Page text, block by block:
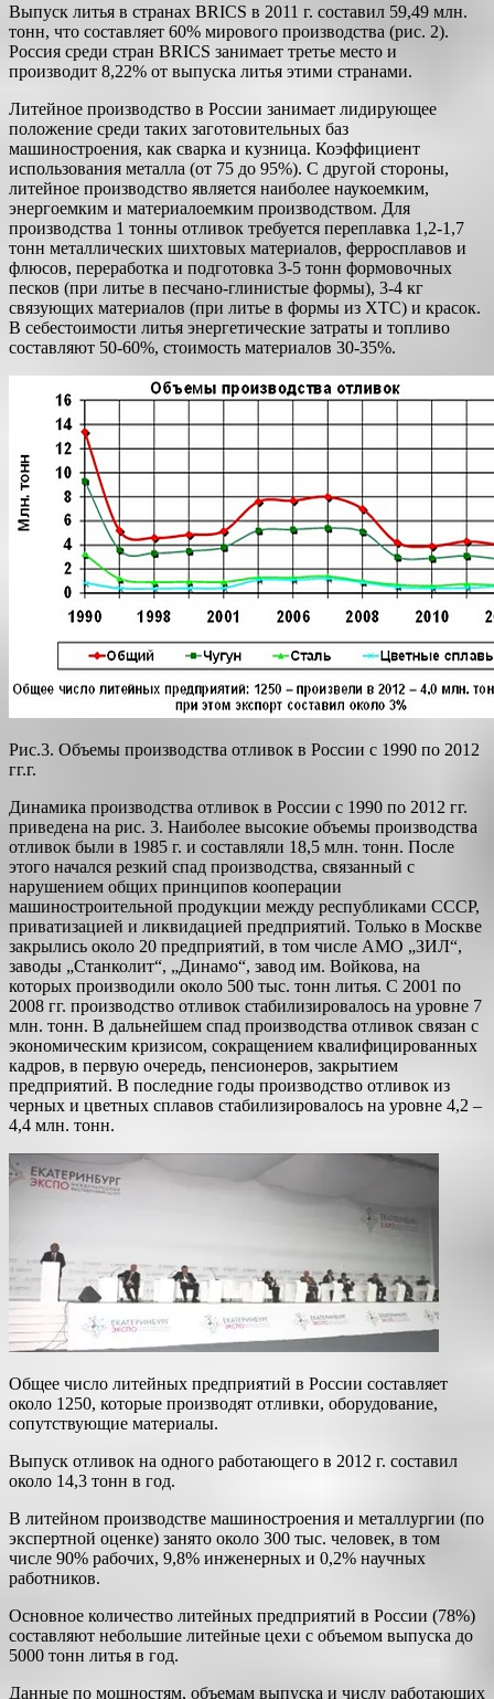
Выпуск литья в странах BRICS в 2011 г. составил 59,49 млн.
тонн, что составляет 60% мирового производства (рис. 2).
Россия среди стран BRICS занимает третье место и
производит 8,22% от выпуска литья этими странами.
Литейное производство в России занимает лидирующее
положение среди таких заготовительных баз
машиностроения, как сварка и кузница. Коэффициент
использования металла (от 75 до 95%). С другой стороны,
литейное производство является наиболее наукоемким,
энергоемким и материалоемким производством. Для
производства 1 тонны отливок требуется переплавка 1,2-1,7
тонн металлических шихтовых материалов, ферросплавов и
флюсов, переработка и подготовка 3-5 тонн формовочных
песков (при литье в песчано-глинистые формы), 3-4 кг
связующих материалов (при литье в формы из ХТС) и красок.
В себестоимости литья энергетические затраты и топливо
составляют 50-60%, стоимость материалов 30-35%.
Рис.3. Объемы производства отливок в России с 1990 по 2012
гг.г.
Динамика производства отливок в России с 1990 по 2012 гг.
приведена на рис. 3. Наиболее высокие объемы производства
отливок были в 1985 г. и составляли 18,5 млн. тонн. После
этого начался резкий спад производства, связанный с
нарушением общих принципов кооперации
машиностроительной продукции между республиками СССР,
приватизацией и ликвидацией предприятий. Только в Москве
закрылись около 20 предприятий, в том числе АМО „ЗИЛ“,
заводы „Станколит“, „Динамо“, завод им. Войкова, на
которых производили около 500 тыс. тонн литья. С 2001 по
2008 гг. производство отливок стабилизировалось на уровне 7
млн. тонн. В дальнейшем спад производства отливок связан с
экономическим кризисом, сокращением квалифицированных
кадров, в первую очередь, пенсионеров, закрытием
предприятий. В последние годы производство отливок из
черных и цветных сплавов стабилизировалось на уровне 4,2 –
4,4 млн. тонн.
Общее число литейных предприятий в России составляет
около 1250, которые производят отливки, оборудование,
сопутствующие материалы.
Выпуск отливок на одного работающего в 2012 г. составил
около 14,3 тонн в год.
В литейном производстве машиностроения и металлургии (по
экспертной оценке) занято около 300 тыс. человек, в том
числе 90% рабочих, 9,8% инженерных и 0,2% научных
работников.
Основное количество литейных предприятий в России (78%)
составляют небольшие литейные цехи с объемом выпуска до
5000 тонн литья в год.
Данные по мощностям, объемам выпуска и числу работающих